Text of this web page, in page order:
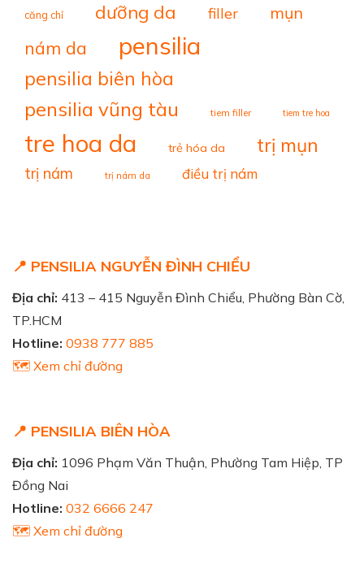
căng chỉ dưỡng da filler mụn
nám da pensilia
pensilia biên hòa
pensilia vũng tàu tiem filler tiem tre hoa
tre hoa da trẻ hóa da trị mụn
trị nám trị nám da điều trị nám
📍 PENSILIA NGUYỄN ĐÌNH CHIỂU
Địa chỉ: 413 – 415 Nguyễn Đình Chiểu, Phường Bàn Cờ,
TP.HCM
Hotline: 0938 777 885
🗺️ Xem chỉ đường
📍 PENSILIA BIÊN HÒA
Địa chỉ: 1096 Phạm Văn Thuận, Phường Tam Hiệp, TP
Đồng Nai
Hotline: 032 6666 247
🗺️ Xem chỉ đường